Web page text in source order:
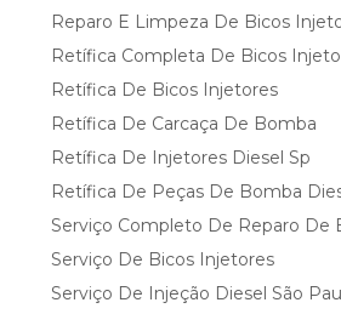
Reparo E Limpeza De Bicos
Retífica Completa De Bicos
Retífica De Bicos Injetores
Retífica De Carcaça De Bomba
Retífica De Injetores Diesel Sp
Retífica De Peças De Bomba
Serviço Completo De Reparo De
Serviço De Bicos Injetores
Serviço De Injeção Diesel São